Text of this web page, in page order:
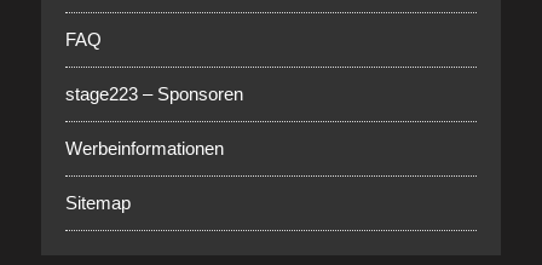
FAQ
stage223 – Sponsoren
Werbeinformationen
Sitemap